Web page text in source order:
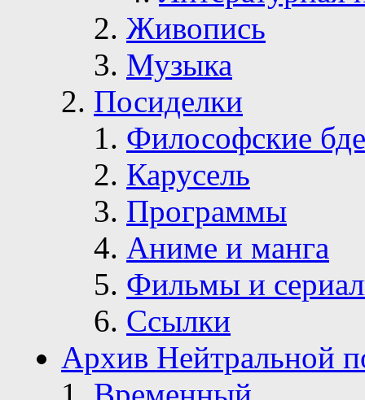
Живопись
Музыка
Посиделки
Философские
Карусель
Программы
Аниме и манга
Фильмы и
Ссылки
Архив Нейтральной